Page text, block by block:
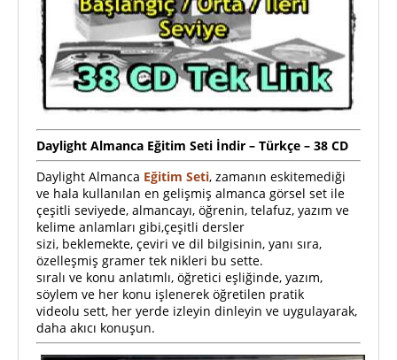
Daylight Almanca Eğitim Seti İndir – Türkçe – 38 CD
Daylight Almanca Eğitim Seti, zamanın eskitemediği
ve hala kullanılan en gelişmiş almanca görsel set ile
çeşitli seviyede, almancayı, öğrenin, telafuz, yazım ve
kelime anlamları gibi,çeşitli dersler
sizi, beklemekte, çeviri ve dil bilgisinin, yanı sıra,
özelleşmiş gramer tek nikleri bu sette.
sıralı ve konu anlatımlı, öğretici eşliğinde, yazım,
söylem ve her konu işlenerek öğretilen pratik
videolu sett, her yerde izleyin dinleyin ve uygulayarak,
daha akıcı konuşun.